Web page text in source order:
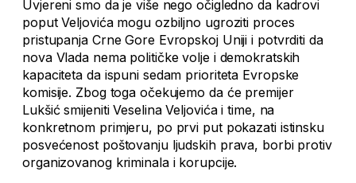
Uvjereni smo da je više nego očigledno da kadrovi
poput Veljovića mogu ozbiljno ugroziti proces
pristupanja Crne Gore Evropskoj Uniji i potvrditi da
nova Vlada nema političke volje i demokratskih
kapaciteta da ispuni sedam prioriteta Evropske
komisije. Zbog toga očekujemo da će premijer
Lukšić smijeniti Veselina Veljovića i time, na
konkretnom primjeru, po prvi put pokazati istinsku
posvećenost poštovanju ljudskih prava, borbi protiv
organizovanog kriminala i korupcije.